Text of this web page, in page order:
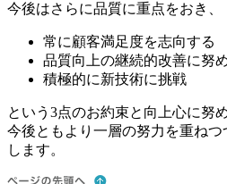
今後はさらに品質に重点をおき、
常に顧客満足度を志向する
品質向上の継続的改善に努
積極的に新技術に挑戦
という3点のお約束と向上心に努
今後ともより一層の努力を重ね
します。